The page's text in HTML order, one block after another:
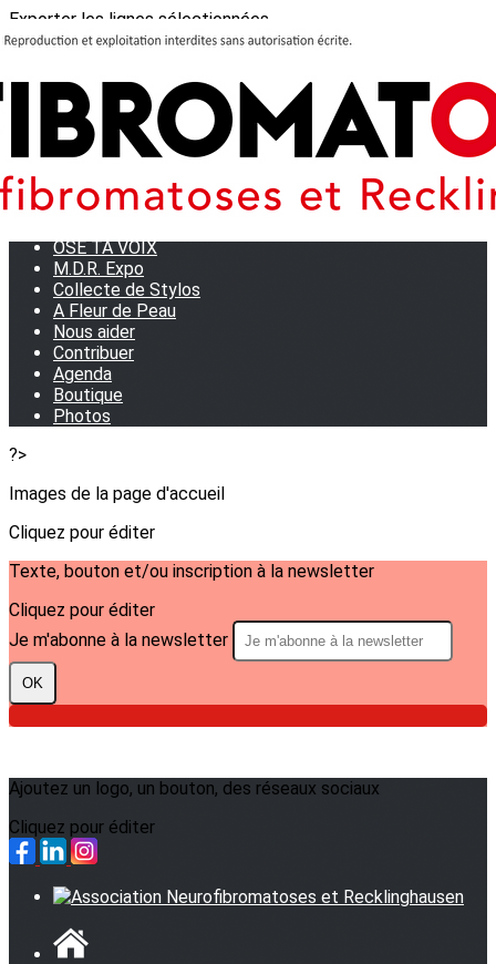
Exporter les lignes sélectionnées
Exporter toutes les colonnes
Journées Partage 2026 - La Rochelle
Les manifestations
OSE TA VOIX
M.D.R. Expo
Collecte de Stylos
A Fleur de Peau
Nous aider
Contribuer
Agenda
Boutique
Photos
?>
Images de la page d'accueil
Cliquez pour éditer
Texte, bouton et/ou inscription à la newsletter
Cliquez pour éditer
Je m'abonne à la newsletter
OK
Ajoutez un logo, un bouton, des réseaux sociaux
Cliquez pour éditer